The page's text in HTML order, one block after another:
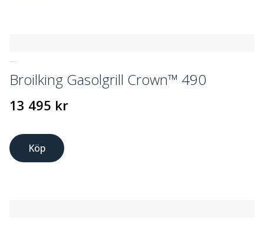
Broilking Gasolgrill Crown™ 490
13 495 kr
Köp